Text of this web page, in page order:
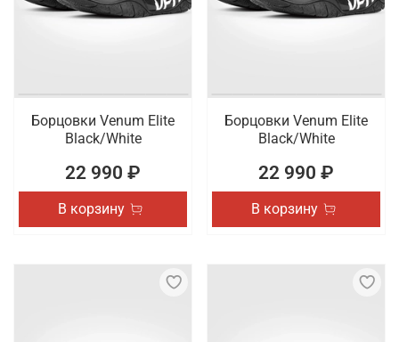
Борцовки Venum Elite
Black/White
22 990 ₽
В корзину
Борцовки Venum Elite
Black/White
22 990 ₽
В корзину